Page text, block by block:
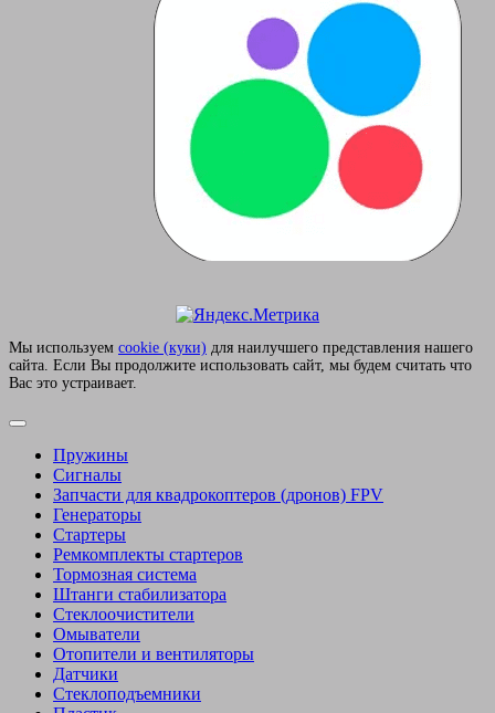
Мы используем сookie (куки) для наилучшего представления нашего
сайта. Если Вы продолжите использовать сайт, мы будем считать что
Вас это устраивает.
Пружины
Сигналы
Запчасти для квадрокоптеров (дронов) FPV
Генераторы
Стартеры
Ремкомплекты стартеров
Тормозная система
Штанги стабилизатора
Стеклоочистители
Омыватели
Отопители и вентиляторы
Датчики
Стеклоподъемники